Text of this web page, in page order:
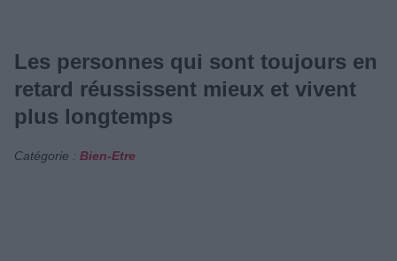
Les personnes qui sont toujours en
retard réussissent mieux et vivent
plus longtemps
Catégorie : Bien-Etre